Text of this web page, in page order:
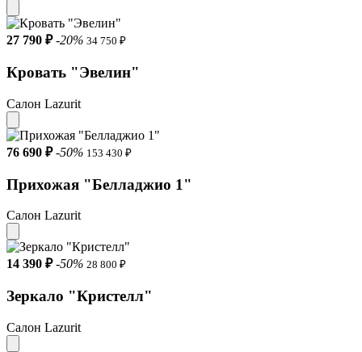
27 790 ₽ -20% 34 750 ₽
Кровать "Эвелин"
Салон Lazurit
76 690 ₽ -50% 153 430 ₽
Прихожая "Белладжио 1"
Салон Lazurit
14 390 ₽ -50% 28 800 ₽
Зеркало "Кристелл"
Салон Lazurit